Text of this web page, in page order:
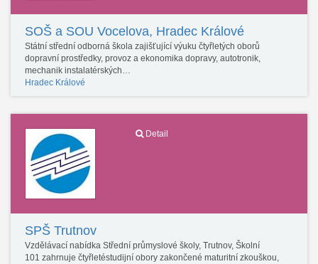
SOŠ a SOU Vocelova, Hradec Králové
Státní střední odborná škola zajišťující výuku čtyřletých oborů
dopravní prostředky, provoz a ekonomika dopravy, autotronik,
mechanik instalatérských…
Hradec Králové
Detail
SPŠ Trutnov
Vzdělávací nabídka Střední průmyslové školy, Trutnov, Školní
101 zahrnuje čtyřletéstudijní obory zakončené maturitní zkouškou,